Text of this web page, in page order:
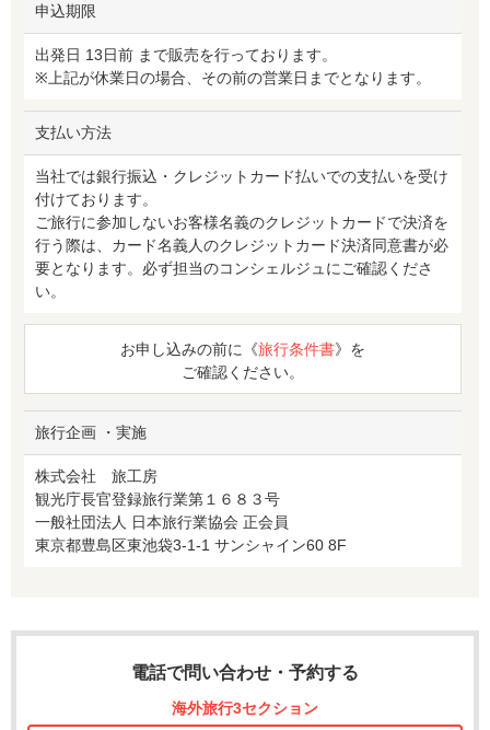
申込期限
出発日 13日前 まで販売を行っております。
※上記が休業日の場合、その前の営業日までとなります。
支払い方法
当社では銀行振込・クレジットカード払いでの支払いを受け
付けております。
ご旅行に参加しないお客様名義のクレジットカードで決済を
行う際は、カード名義人のクレジットカード決済同意書が必
要となります。必ず担当のコンシェルジュにご確認くださ
い。
お申し込みの前に《旅行条件書》を
ご確認ください。
旅行企画 ・実施
株式会社 旅工房
観光庁長官登録旅行業第１６８３号
一般社団法人 日本旅行業協会 正会員
東京都豊島区東池袋3-1-1 サンシャイン60 8F
電話で問い合わせ・予約する
海外旅行3セクション